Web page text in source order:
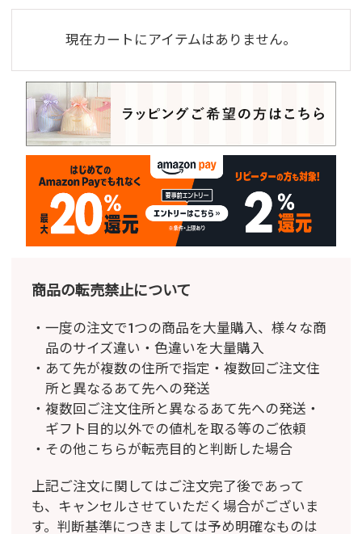
現在カートにアイテムはありません。
商品の転売禁止について
一度の注文で1つの商品を大量購入、様々な商
品のサイズ違い・色違いを大量購入
あて先が複数の住所で指定・複数回ご注文住
所と異なるあて先への発送
複数回ご注文住所と異なるあて先への発送・
ギフト目的以外での値札を取る等のご依頼
その他こちらが転売目的と判断した場合
上記ご注文に関してはご注文完了後であって
も、キャンセルさせていただく場合がございま
す。判断基準につきましては予め明確なものは